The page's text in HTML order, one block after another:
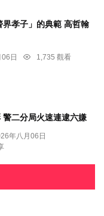
界孝子」的典範 高哲翰
日
1,735 觀看
二分局火速連逮六嫌
年八月06日